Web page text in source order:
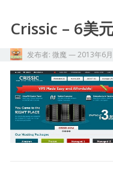
Crissic – 6美
发布者: 微魔 —2013年6